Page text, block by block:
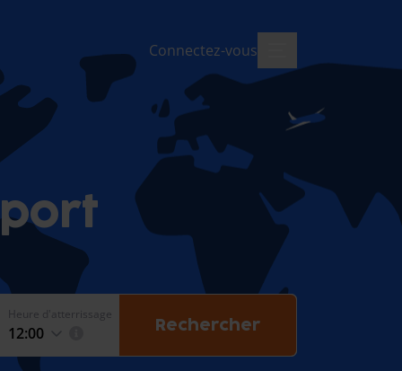
Connectez-vous
Heure d'atterrissage
12:00 Rechercher